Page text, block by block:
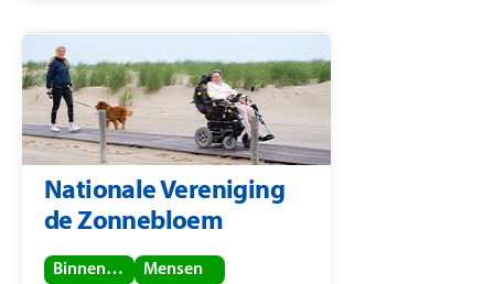
Nationale Vereniging
de Zonnebloem
Binnenland Mensen